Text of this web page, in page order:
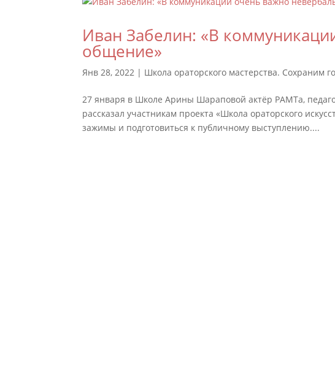
Иван Забелин: «В
общение»
Янв 28, 2022 | Школа ораторского мастерства. Сохраним
27 января в Школе Арины Шараповой актёр РАМТа,
рассказал участникам проекта «Школа ораторского
зажимы и подготовиться к публичному выступлению....